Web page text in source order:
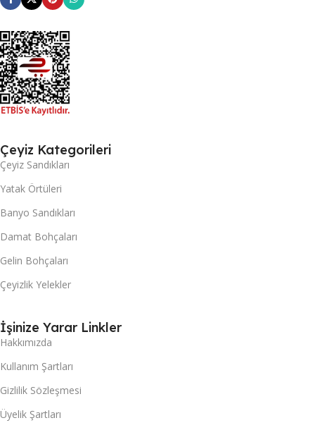
Çeyiz Kategorileri
Çeyiz Sandıkları
Yatak Örtüleri
Banyo Sandıkları
Damat Bohçaları
Gelin Bohçaları
Çeyizlik Yelekler
İşinize Yarar Linkler
Hakkımızda
Kullanım Şartları
Gizlilik Sözleşmesi
Üyelik Şartları